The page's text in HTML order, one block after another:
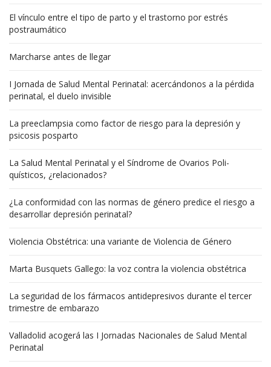
El vínculo entre el tipo de parto y el trastorno por estrés
postraumático
Marcharse antes de llegar
I Jornada de Salud Mental Perinatal: acercándonos a la pérdida
perinatal, el duelo invisible
La preeclampsia como factor de riesgo para la depresión y
psicosis posparto
La Salud Mental Perinatal y el Síndrome de Ovarios Poli-
quísticos, ¿relacionados?
¿La conformidad con las normas de género predice el riesgo a
desarrollar depresión perinatal?
Violencia Obstétrica: una variante de Violencia de Género
Marta Busquets Gallego: la voz contra la violencia obstétrica
La seguridad de los fármacos antidepresivos durante el tercer
trimestre de embarazo
Valladolid acogerá las I Jornadas Nacionales de Salud Mental
Perinatal